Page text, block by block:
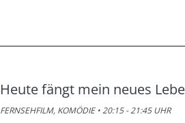
Heute fängt mein neues
FERNSEHFILM, KOMÖDIE • 20:15 - 21:45 UHR